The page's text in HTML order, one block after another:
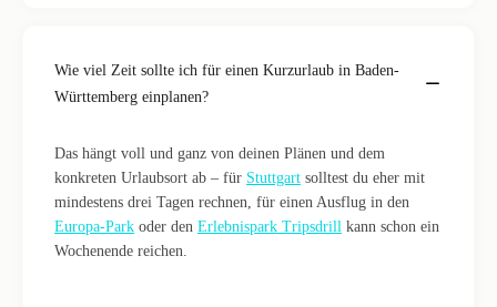
Wie viel Zeit sollte ich für einen Kurzurlaub in Baden-
Württemberg einplanen?
Das hängt voll und ganz von deinen Plänen und dem
konkreten Urlaubsort ab – für Stuttgart solltest du eher mit
mindestens drei Tagen rechnen, für einen Ausflug in den
Europa-Park oder den Erlebnispark Tripsdrill kann schon ein
Wochenende reichen.